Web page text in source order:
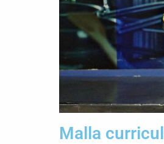
Malla